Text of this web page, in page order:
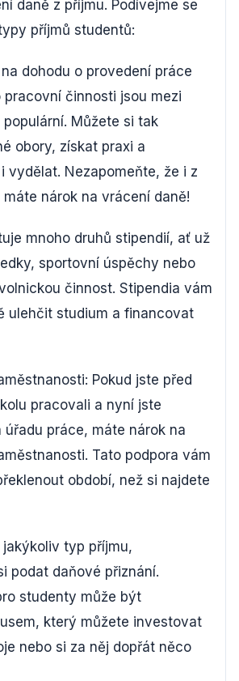
daně z příjmu. Podívejme se
příjmů studentů:
dohodu o provedení práce
pracovní činnosti jsou mezi
Můžete si tak
obory, získat praxi a
vydělat. Nezapomeňte, že i z
nárok na vrácení daně!
mnoho druhů stipendií, ať už
sportovní úspěchy nebo
činnost. Stipendia vám
ulehčit studium a financovat
Pokud jste před
pracovali a nyní jste
práce, máte nárok na
Tato podpora vám
období, než si najdete
typ příjmu,
podat daňové přiznání.
studenty může být
který můžete investovat
nebo si za něj dopřát něco